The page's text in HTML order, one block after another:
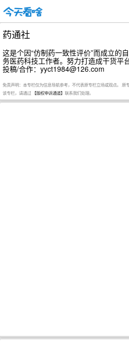
药通社
这是个因“仿制药一致性评价”而成立的
务医药科技工作者。努力打造成干货平
投稿/合作：yyct1984@126.com
免责声明：本专栏仅为信息导航参考，不代表原专栏立场或观点。
该专栏，请通过 【版权申诉通道】 联系我们处理。